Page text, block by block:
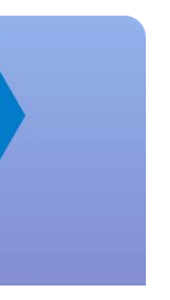
компании,
и